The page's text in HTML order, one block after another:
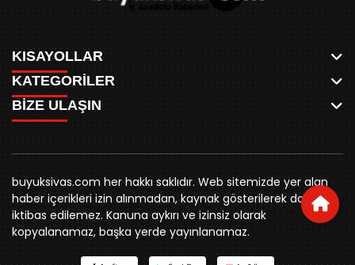
KISAYOLLAR
ANASAYFA
AKSU CANLI
MEYDAN CANLI
MEDRESELER CANLI
MERAKÜM CANLI
YUKARI TEKKE CANLI
KURUMSAL KİMLİK
REKLAM FİYATLARI
BİZE ULAŞIN
KÜNYE
KATEGORİLER
WHATSAPP
SPOR
SİYASET
BELEDİYE
SİVAS VALİLİĞİ
ÜNİVERSİTE
KURUMLAR
STK
YORUM
BİZE ULAŞIN
0346 221 00 60
buyuksivashaber@gmail.com
Örtülüpınar Mah. İnönü Bulvarı Özkahya Apt. Kat:3 D:7
Sivas
buyuksivas.com her hakkı saklıdır. Web sitemizde yer alan
haber içerikleri izin alınmadan, kaynak gösterilerek dahi
iktibas edilemez. Kanuna aykırı ve izinsiz olarak
kopyalanamaz, başka yerde yayınlanamaz.